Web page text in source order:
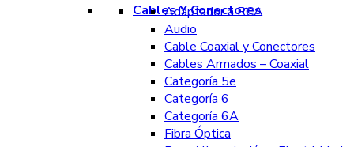
Cables Y Conectores
Adaptador a RCA
Audio
Cable Coaxial y Conectores
Cables Armados – Coaxial
Categoría 5e
Categoría 6
Categoría 6A
Fibra Óptica